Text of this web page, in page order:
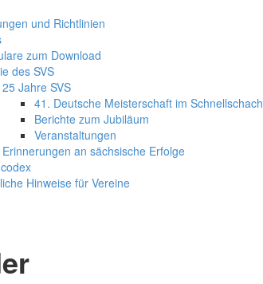
und Richtlinien
zum Download
des SVS
25 Jahre SVS
41. Deutsche Meisterschaft im Schnellschach
Berichte zum Jubiläum
Veranstaltungen
Erinnerungen an sächsische Erfolge
Hinweise für Vereine